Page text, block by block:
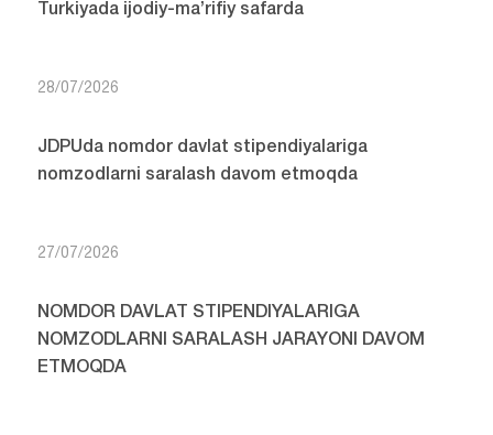
Turkiyada ijodiy-ma’rifiy safarda
28/07/2026
JDPUda nomdor davlat stipendiyalariga
nomzodlarni saralash davom etmoqda
27/07/2026
NOMDOR DAVLAT STIPENDIYALARIGA
NOMZODLARNI SARALASH JARAYONI DAVOM
ETMOQDA